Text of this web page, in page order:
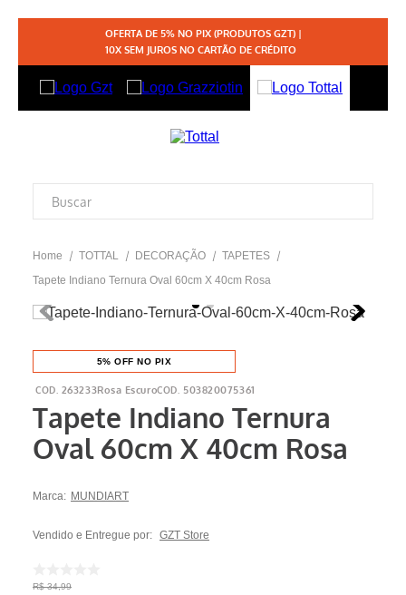
OFERTA DE 5% NO PIX (PRODUTOS GZT) |
10X SEM JUROS NO CARTÃO DE CRÉDITO
TOTTAL DECORAÇÃO
TAPETES
Tapete Indiano Ternura Oval 60cm X 40cm Rosa
5% OFF NO PIX
263233Rosa Escuro 503820075361
Tapete Indiano Ternura
Oval 60cm X 40cm Rosa
Marca: MUNDIART
Vendido e Entregue por: GZT Store
R$ 34,99